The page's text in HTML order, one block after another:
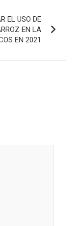
EL USO DE
EN LA
EN 2021